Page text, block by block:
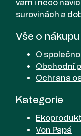
vám i něco
surovinách a
Vše o nákupu
O
Obchodní
Ochrana
Kategorie
Ekoprodukt
Von Papá